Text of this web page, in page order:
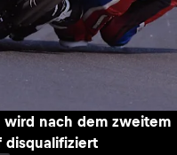
wird nach dem zweitem
disqualifiziert